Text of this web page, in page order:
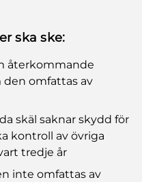
ska ske:
återkommande
den omfattas av
skäl saknar skydd för
kontroll av övriga
tredje år
inte omfattas av